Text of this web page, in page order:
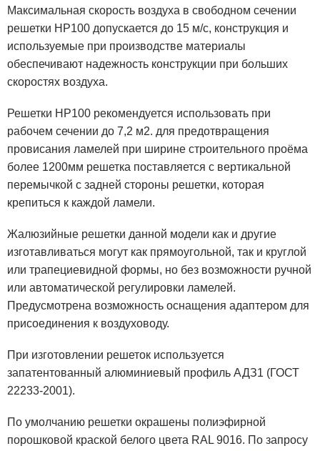
Максимальная скорость воздуха в свободном сечении
решетки НР100 допускается до 15 м/с, конструкция и
используемые при производстве материалы
обеспечивают надежность конструкции при больших
скоростях воздуха.
Решетки НР100 рекомендуется использовать при
рабочем сечении до 7,2 м2. для предотвращения
провисания ламелей при ширине строительного проёма
более 1200мм решетка поставляется с вертикальной
перемычкой с задней стороны решетки, которая
крепиться к каждой ламели.
Жалюзийные решетки данной модели как и другие
изготавливаться могут как прямоугольной, так и круглой
или трапециевидной формы, но без возможности ручной
или автоматической регулировки ламелей.
Предусмотрена возможность оснащения адаптером для
присоединения к воздуховоду.
При изготовлении решеток используется
запатентованный алюминиевый профиль АДЗ1 (ГОСТ
22233-2001).
По умолчанию решетки окрашены полиэфирной
порошковой краской белого цвета RAL 9016. По запросу